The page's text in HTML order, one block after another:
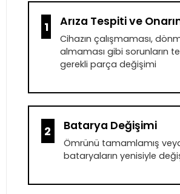
1 Arıza Tespiti ve
Cihazın çalışmaması,
almaması gibi sorunların
gerekli parça değişimi
2 Batarya Değişimi
Ömrünü tamamlamış
bataryaların yenisiyle